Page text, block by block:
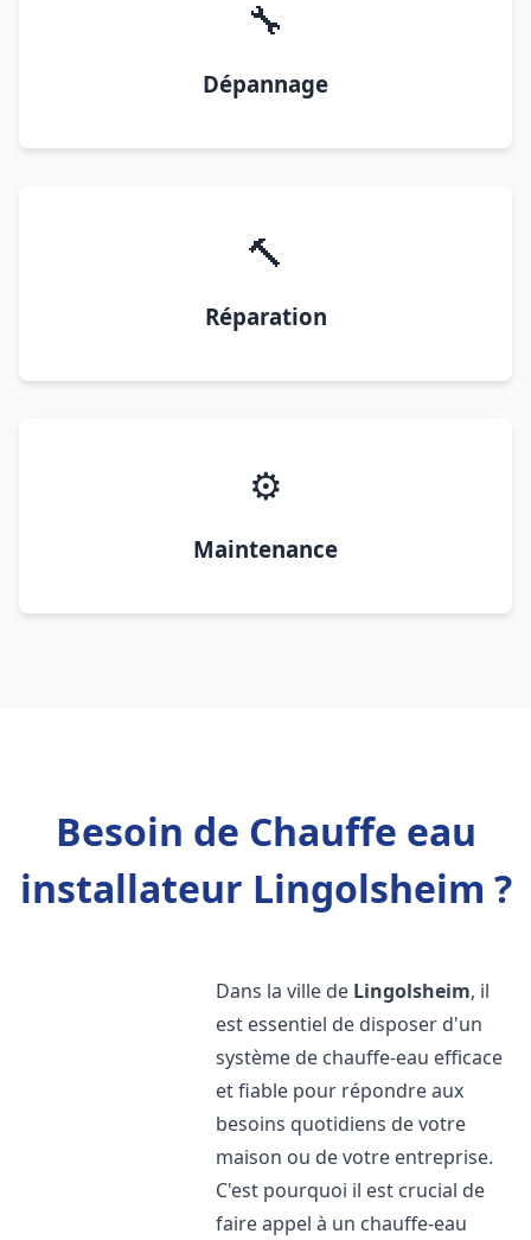
🔧
Dépannage
🔨
Réparation
⚙️
Maintenance
Besoin de Chauffe eau
installateur Lingolsheim ?
Dans la ville de Lingolsheim, il
est essentiel de disposer d'un
système de chauffe-eau efficace
et fiable pour répondre aux
besoins quotidiens de votre
maison ou de votre entreprise.
C'est pourquoi il est crucial de
faire appel à un chauffe-eau